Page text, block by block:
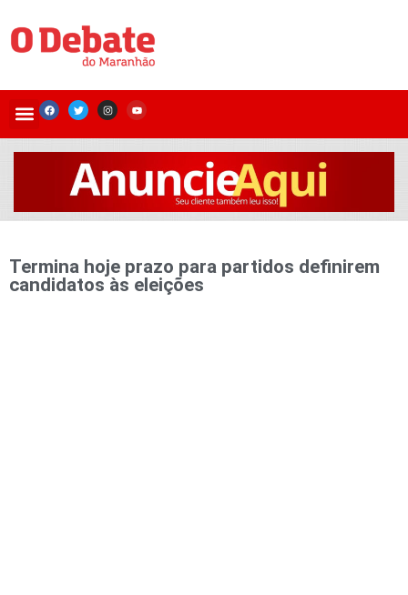
Termina hoje prazo para partidos definirem
candidatos às eleições